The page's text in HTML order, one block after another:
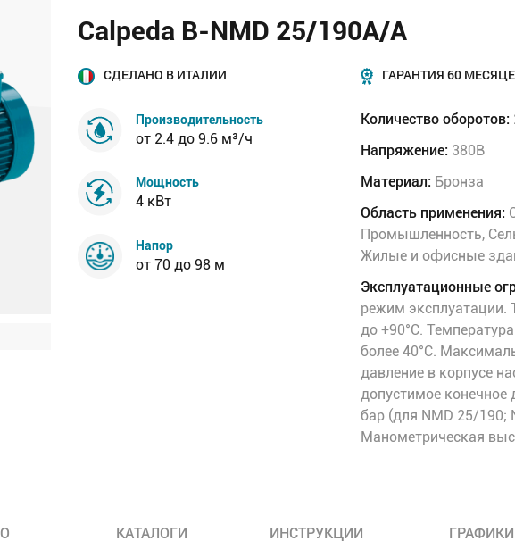
Calpeda B-NMD 25/190A/A
СДЕЛАНО В ИТАЛИИ ГАРАНТИЯ 60
Производительность
от 2.4 до 9.6 м³/ч
Мощность
4 кВт
Напор
от 70 до 98 м
Количество оборотов:
Напряжение: 380В
Материал: Бронза
Область применения:
Промышленность,
Жилые и офисные
Эксплуатационные
режим эксплуатации.
до +90°C.
более 40°C.
давление в корпусе
допустимое конечное
бар (для NMD 25/190;
Манометрическая
КАТАЛОГИ ИНСТРУКЦИИ ГРАФИКИ